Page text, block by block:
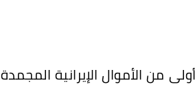
من الأموال الإيرانية المجمدة